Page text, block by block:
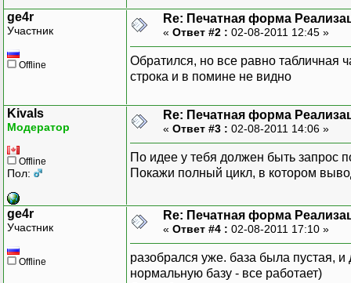
ge4r
Участник
Offline
Re: Печатная форма
« Ответ #2 : 02-08-2011 12:45 »
Обратился, но все равно табличная
строка и в помине не видно
Kivals
Модератор
Offline
Пол:
Re: Печатная форма
« Ответ #3 : 02-08-2011 14:06 »
По идее у тебя должен быть запрос
Покажи полный цикл, в котором
ge4r
Участник
Offline
Re: Печатная форма
« Ответ #4 : 02-08-2011 17:10 »
разобрался уже. база была пустая,
нормальную базу - все работает)